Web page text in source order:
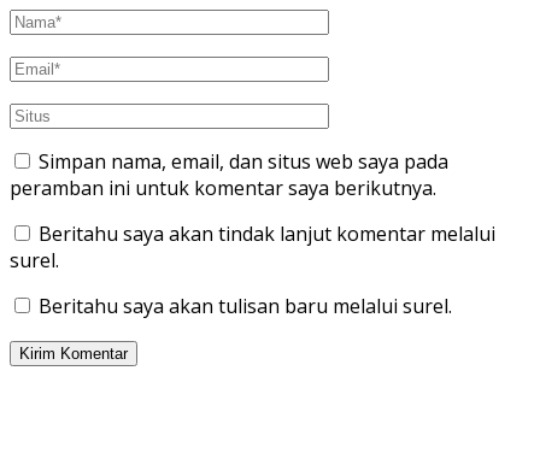
Simpan nama, email, dan situs web saya pada
peramban ini untuk komentar saya berikutnya.
Beritahu saya akan tindak lanjut komentar melalui
surel.
Beritahu saya akan tulisan baru melalui surel.